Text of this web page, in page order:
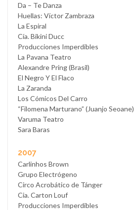
Da – Te Danza
Huellas: Víctor Zambraza
La Espiral
Cía. Bikini Ducc
Producciones Imperdibles
La Pavana Teatro
Alexandre Pring (Brasil)
El Negro Y El Flaco
La Zaranda
Los Cómicos Del Carro
“Filomena Marturano” (Juanjo Seoane)
Varuma Teatro
Sara Baras
2007
Carlinhos Brown
Grupo Electrógeno
Circo Acrobático de Tánger
Cia. Carton Louf
Producciones Imperdibles